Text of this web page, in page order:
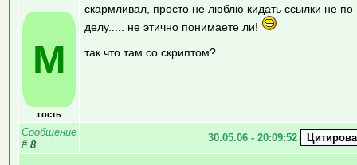
M
гость
скармливал, просто не люблю кидать ссылки не по
делу..... не этично понимаете ли!
так что там со скриптом?
Сообщение
# 8
30.05.06 - 20:09:52